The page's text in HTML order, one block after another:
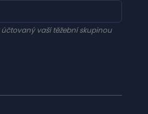
vaší těžební skupinou